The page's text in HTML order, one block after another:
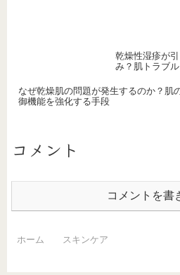
乾燥性湿疹が
み？肌トラブ
なぜ乾燥肌の問題が発生するのか？肌
御機能を強化する手段
コメント
コメントを書
ホーム スキンケア